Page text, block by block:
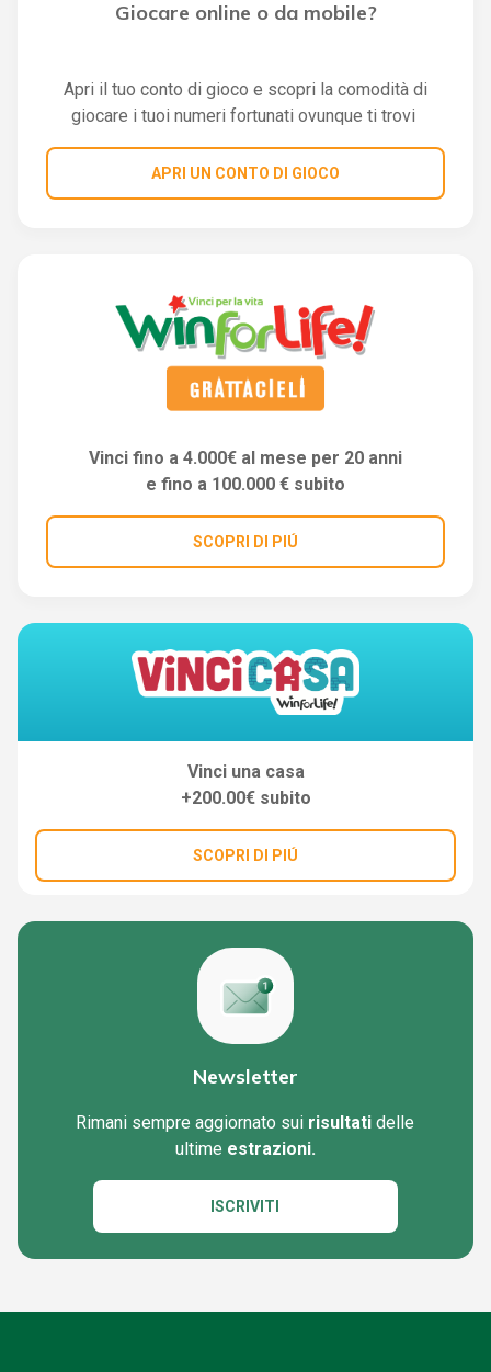
Giocare online o da mobile?
Apri il tuo conto di gioco e scopri la comodità di
giocare i tuoi numeri fortunati ovunque ti trovi
APRI UN CONTO DI GIOCO
Vinci fino a 4.000€ al mese per 20 anni
e fino a 100.000 € subito
SCOPRI DI PIÚ
Vinci una casa
+200.00€ subito
SCOPRI DI PIÚ
Newsletter
Rimani sempre aggiornato sui risultati delle
ultime estrazioni.
ISCRIVITI